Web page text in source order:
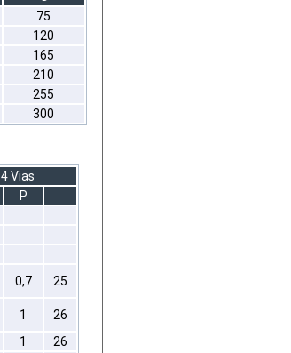
75
120
165
210
255
300
4 Vias
P
0,7 25
1
26
1
26